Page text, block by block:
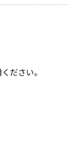
ださい。